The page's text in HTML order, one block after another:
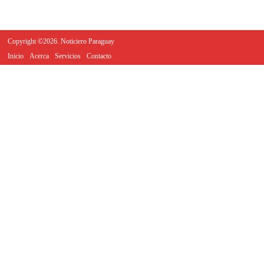
Copyright ©2026. Noticiero Paraguay
Inicio
Acerca Servicios Contacto